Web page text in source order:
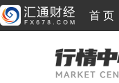
首 页